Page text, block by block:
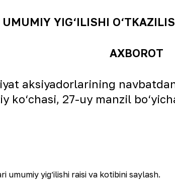
UMUMIY YIG‘ILISHI
AXBOROT
aksiyadorlarining
ko‘chasi, 27-uy manzil
umumiy yigʼilishi raisi va kotibini saylash.